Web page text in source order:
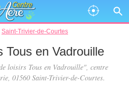
Saint-Trivier-de-Courtes
Tous en Vadrouille
loisirs Tous en Vadrouille", centre
, 01560 Saint-Trivier-de-Courtes.